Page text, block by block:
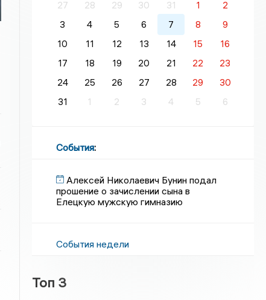
27
28 29 30 31 1
2
3
4 5 6 7 8
9
10
11 12 13 14 15
16
17
18 19 20 21 22
23
24
25 26 27 28 29
30
31
1 2 3 4 5 6
События:
Алексей Николаевич Бунин подал
прошение о зачислении сына в
Елецкую мужскую гимназию
События недели
Топ 3